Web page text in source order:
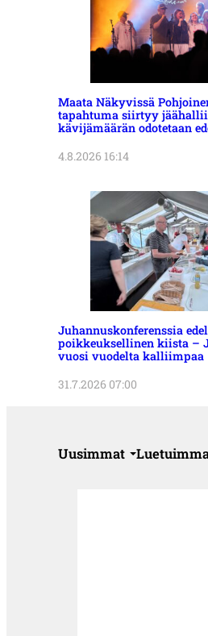
Maata Näkyvissä
tapahtuma siirtyy
kävijämäärän odotetaan
4.8.2026 16:14
Juhannuskonferenssia
poikkeuksellinen kiista –
vuosi vuodelta kalliimpaa
31.7.2026 07:00
Uusimmat